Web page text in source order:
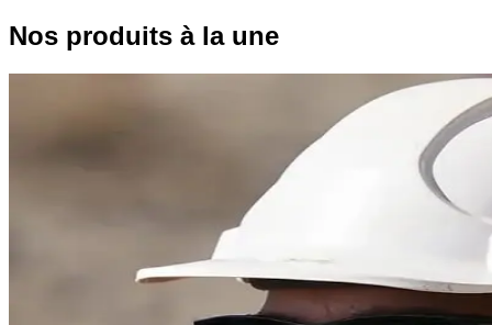
Nos produits à la une